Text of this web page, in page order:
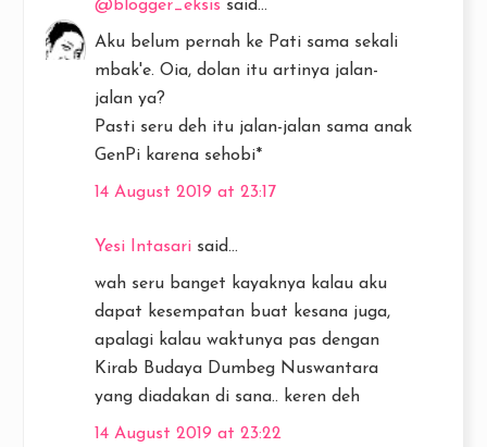
@blogger_eksis said...
Aku belum pernah ke Pati sama sekali
mbak'e. Oia, dolan itu artinya jalan-
jalan ya?
Pasti seru deh itu jalan-jalan sama anak
GenPi karena sehobi*
14 August 2019 at 23:17
Yesi Intasari said...
wah seru banget kayaknya kalau aku
dapat kesempatan buat kesana juga,
apalagi kalau waktunya pas dengan
Kirab Budaya Dumbeg Nuswantara
yang diadakan di sana.. keren deh
14 August 2019 at 23:22